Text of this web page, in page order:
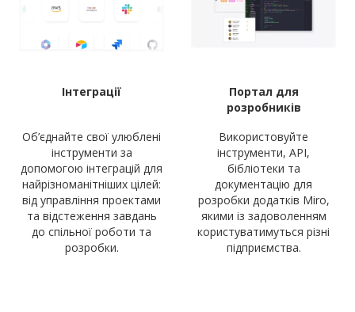
Інтеграції
Портал для
розробників
Об’єднайте свої улюблені
інструменти за
допомогою інтеграцій для
найрізноманітніших цілей:
від управління проектами
та відстеження завдань
до спільної роботи та
розробки.
Використовуйте
інструменти, API,
бібліотеки та
документацію для
розробки додатків Miro,
якими із задоволенням
користуватимуться різні
підприємства.